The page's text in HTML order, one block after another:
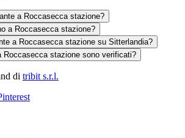
a Roccasecca stazione?
a Roccasecca stazione?
a Roccasecca stazione su Sitterlandia?
Roccasecca stazione sono verificati?
di tribit s.r.l.